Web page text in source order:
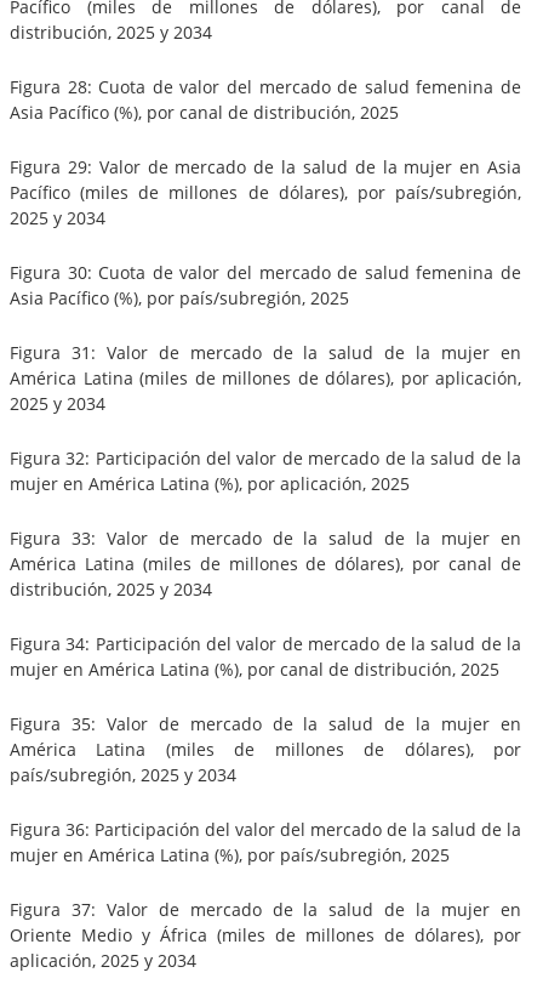
Pacífico (miles de millones de dólares), por canal de
distribución, 2025 y 2034
Figura 28: Cuota de valor del mercado de salud femenina de
Asia Pacífico (%), por canal de distribución, 2025
Figura 29: Valor de mercado de la salud de la mujer en Asia
Pacífico (miles de millones de dólares), por país/subregión,
2025 y 2034
Figura 30: Cuota de valor del mercado de salud femenina de
Asia Pacífico (%), por país/subregión, 2025
Figura 31: Valor de mercado de la salud de la mujer en
América Latina (miles de millones de dólares), por aplicación,
2025 y 2034
Figura 32: Participación del valor de mercado de la salud de la
mujer en América Latina (%), por aplicación, 2025
Figura 33: Valor de mercado de la salud de la mujer en
América Latina (miles de millones de dólares), por canal de
distribución, 2025 y 2034
Figura 34: Participación del valor de mercado de la salud de la
mujer en América Latina (%), por canal de distribución, 2025
Figura 35: Valor de mercado de la salud de la mujer en
América Latina (miles de millones de dólares), por
país/subregión, 2025 y 2034
Figura 36: Participación del valor del mercado de la salud de la
mujer en América Latina (%), por país/subregión, 2025
Figura 37: Valor de mercado de la salud de la mujer en
Oriente Medio y África (miles de millones de dólares), por
aplicación, 2025 y 2034